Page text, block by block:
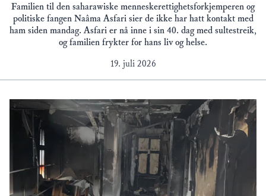
Familien til den saharawiske menneskerettighetsforkjemperen og
politiske fangen Naâma Asfari sier de ikke har hatt kontakt med
ham siden mandag. Asfari er nå inne i sin 40. dag med sultestreik,
og familien frykter for hans liv og helse.
19. juli 2026